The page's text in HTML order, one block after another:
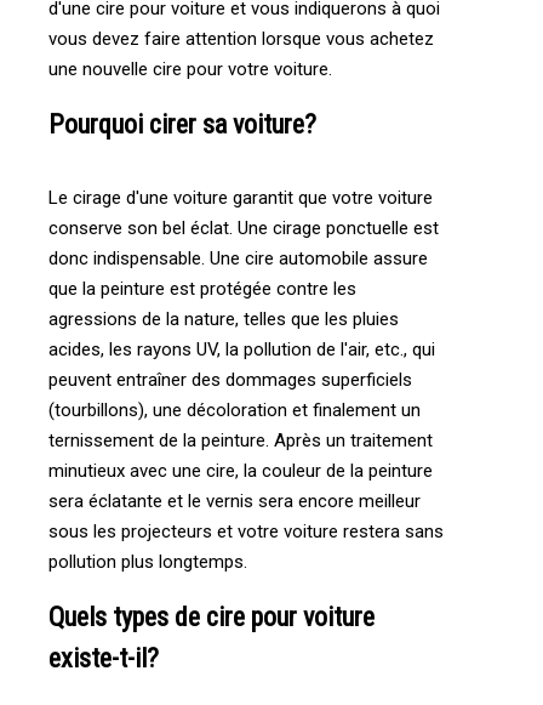
d'une cire pour voiture et vous indiquerons à quoi
vous devez faire attention lorsque vous achetez
une nouvelle cire pour votre voiture.
Pourquoi cirer sa voiture?
Le cirage d'une voiture garantit que votre voiture
conserve son bel éclat. Une cirage ponctuelle est
donc indispensable. Une cire automobile assure
que la peinture est protégée contre les
agressions de la nature, telles que les pluies
acides, les rayons UV, la pollution de l'air, etc., qui
peuvent entraîner des dommages superficiels
(tourbillons), une décoloration et finalement un
ternissement de la peinture. Après un traitement
minutieux avec une cire, la couleur de la peinture
sera éclatante et le vernis sera encore meilleur
sous les projecteurs et votre voiture restera sans
pollution plus longtemps.
Quels types de cire pour voiture
existe-t-il?